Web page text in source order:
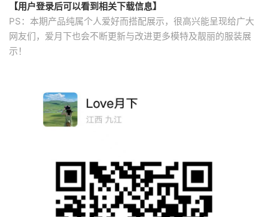
【用户登录后可以看到相关下载信息】
PS：本期产品纯属个人爱好而搭配展示，很高兴能呈现给广大
网友们，爱月下也会不断更新与改进更多模特及靓丽的服装展
示！